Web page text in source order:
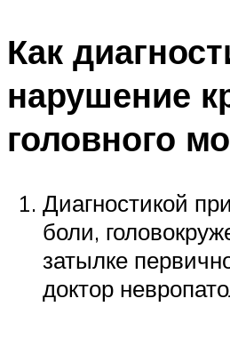
Как
нарушение
головного
Диагностикой
боли,
затылке
доктор